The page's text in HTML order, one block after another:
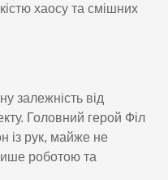
хаосу та смішних
залежність від
Головний герой Філ
із рук, майже не
роботою та